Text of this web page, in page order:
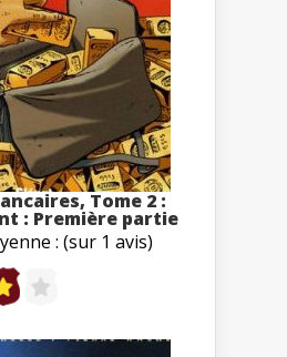
Tome 2 :
: Première partie
: (sur 1 avis)